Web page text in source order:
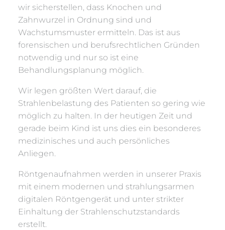
wir sicherstellen, dass Knochen und
Zahnwurzel in Ordnung sind und
Wachstumsmuster ermitteln. Das ist aus
forensischen und berufsrechtlichen Gründen
notwendig und nur so ist eine
Behandlungsplanung möglich.
Wir legen größten Wert darauf, die
Strahlenbelastung des Patienten so gering wie
möglich zu halten. In der heutigen Zeit und
gerade beim Kind ist uns dies ein besonderes
medizinisches und auch persönliches
Anliegen.
Röntgenaufnahmen werden in unserer Praxis
mit einem modernen und strahlungsarmen
digitalen Röntgengerät und unter strikter
Einhaltung der Strahlenschutzstandards
erstellt.